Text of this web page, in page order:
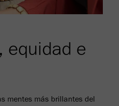
equidad e
mentes más brillantes del